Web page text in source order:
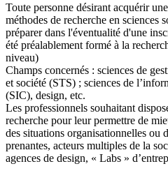
Toute personne désirant acquérir
méthodes de recherche en sciences
préparer dans l'éventualité d'une
été préalablement formé à la
niveau)
Champs concernés : sciences de
et société (STS) ; sciences de
(SIC), design, etc.
Les professionnels souhaitant
recherche pour leur permettre de
des situations organisationnelles ou
prenantes, acteurs multiples de la
agences de design, « Labs »